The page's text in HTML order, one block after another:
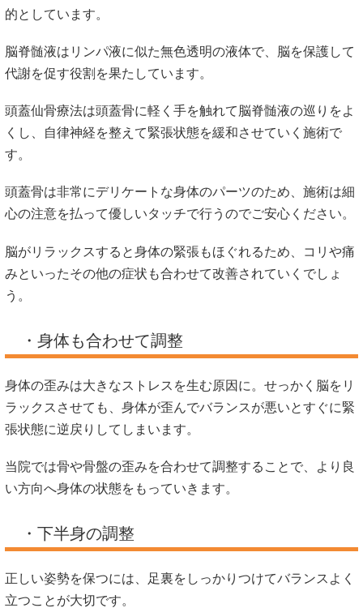
的としています。
脳脊髄液はリンパ液に似た無色透明の液体で、脳を保護して
代謝を促す役割を果たしています。
頭蓋仙骨療法は頭蓋骨に軽く手を触れて脳脊髄液の巡りをよ
くし、自律神経を整えて緊張状態を緩和させていく施術で
す。
頭蓋骨は非常にデリケートな身体のパーツのため、施術は細
心の注意を払って優しいタッチで行うのでご安心ください。
脳がリラックスすると身体の緊張もほぐれるため、コリや痛
みといったその他の症状も合わせて改善されていくでしょ
う。
・身体も合わせて調整
身体の歪みは大きなストレスを生む原因に。せっかく脳をリ
ラックスさせても、身体が歪んでバランスが悪いとすぐに緊
張状態に逆戻りしてしまいます。
当院では骨や骨盤の歪みを合わせて調整することで、より良
い方向へ身体の状態をもっていきます。
・下半身の調整
正しい姿勢を保つには、足裏をしっかりつけてバランスよく
立つことが大切です。